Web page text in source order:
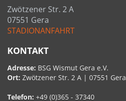
Zwötzener Str. 2 A
07551 Gera
STADIONANFAHRT
KONTAKT
Adresse: BSG Wismut Gera e.V.
Ort: Zwötzener Str. 2 A | 07551 Gera
Telefon: +49 (0)365 - 37340